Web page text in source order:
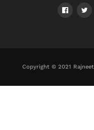
Copyright © 2021